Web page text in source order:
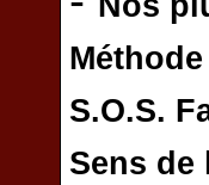
S.O.S.
Sens de